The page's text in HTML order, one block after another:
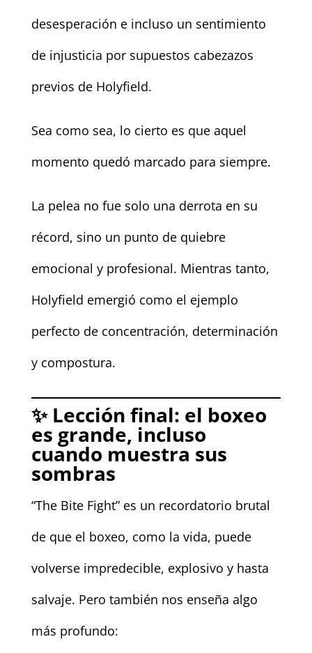
desesperación e incluso un sentimiento
de injusticia por supuestos cabezazos
previos de Holyfield.
Sea como sea, lo cierto es que aquel
momento quedó marcado para siempre.
La pelea no fue solo una derrota en su
récord, sino un punto de quiebre
emocional y profesional. Mientras tanto,
Holyfield emergió como el ejemplo
perfecto de concentración, determinación
y compostura.
✨ Lección final: el boxeo
es grande, incluso
cuando muestra sus
sombras
“The Bite Fight” es un recordatorio brutal
de que el boxeo, como la vida, puede
volverse impredecible, explosivo y hasta
salvaje. Pero también nos enseña algo
más profundo: